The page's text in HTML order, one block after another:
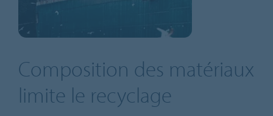
Composition des matériaux
limite le recyclage